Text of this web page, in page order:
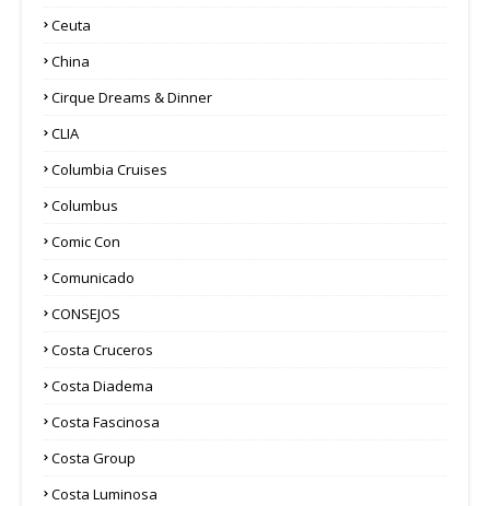
Ceuta
China
Cirque Dreams & Dinner
CLIA
Columbia Cruises
Columbus
Comic Con
Comunicado
CONSEJOS
Costa Cruceros
Costa Diadema
Costa Fascinosa
Costa Group
Costa Luminosa